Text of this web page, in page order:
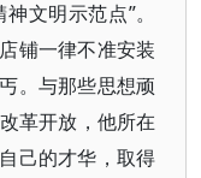
文明示范点”。
铺一律不准安装
。与那些思想顽
革开放，他所在
己的才华，取得